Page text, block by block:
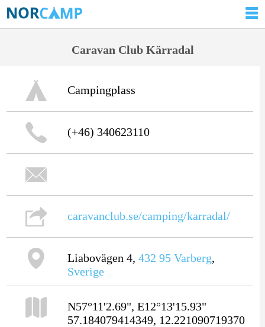
Caravan Club Kärradal
Campingplass
(+46) 340623110
caravanclub.se/camping/karradal/
Liabovägen 4, 432 95 Varberg,
Sverige
N57°11'2.69", E12°13'15.93"
57.184079414349, 12.221090719370